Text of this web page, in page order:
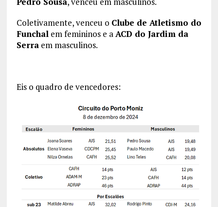
Coletivamente, venceu o Clube de Atletismo do
Funchalem femininos e aACD do Jardim da
Serraem masculinos.
Eis o quadro de vencedores: